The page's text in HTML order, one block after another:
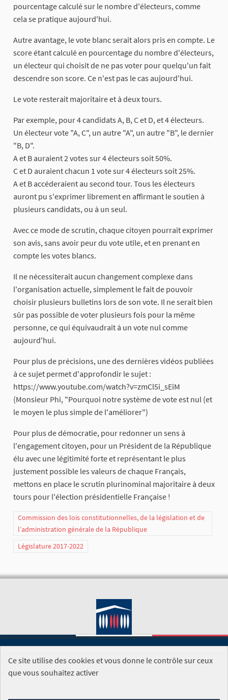
pourcentage calculé sur le nombre d'électeurs, comme
cela se pratique aujourd'hui.
Autre avantage, le vote blanc serait alors pris en compte. Le
score étant calculé en pourcentage du nombre d'électeurs,
un électeur qui choisit de ne pas voter pour quelqu'un fait
descendre son score. Ce n'est pas le cas aujourd'hui.
Le vote resterait majoritaire et à deux tours.
Par exemple, pour 4 candidats A, B, C et D, et 4 électeurs.
Un électeur vote "A, C", un autre "A", un autre "B", le dernier
"B, D".
A et B auraient 2 votes sur 4 électeurs soit 50%.
C et D auraient chacun 1 vote sur 4 électeurs soit 25%.
A et B accéderaient au second tour. Tous les électeurs
auront pu s'exprimer librement en affirmant le soutien à
plusieurs candidats, ou à un seul.
Avec ce mode de scrutin, chaque citoyen pourrait exprimer
son avis, sans avoir peur du vote utile, et en prenant en
compte les votes blancs.
Il ne nécessiterait aucun changement complexe dans
l'organisation actuelle, simplement le fait de pouvoir
choisir plusieurs bulletins lors de son vote. Il ne serait bien
sûr pas possible de voter plusieurs fois pour la même
personne, ce qui équivaudrait à un vote nul comme
aujourd'hui.
Pour plus de précisions, une des dernières vidéos publiées
à ce sujet permet d'approfondir le sujet :
https://www.youtube.com/watch?v=zmCl5i_sEiM
(Monsieur Phi, "Pourquoi notre système de vote est nul (et
le moyen le plus simple de l'améliorer")
Pour plus de démocratie, pour redonner un sens à
l'engagement citoyen, pour un Président de la République
élu avec une légitimité forte et représentant le plus
justement possible les valeurs de chaque Français,
mettons en place le scrutin plurinominal majoritaire à deux
tours pour l'élection présidentielle Française !
Commission des lois constitutionnelles, de la législation et de
l’administration générale de la République
Législature 2017-2022
SITE DE L'ASSEMBLÉE NATIONALE
Ce site utilise des cookies et vous donne le contrôle sur ceux
que vous souhaitez activer